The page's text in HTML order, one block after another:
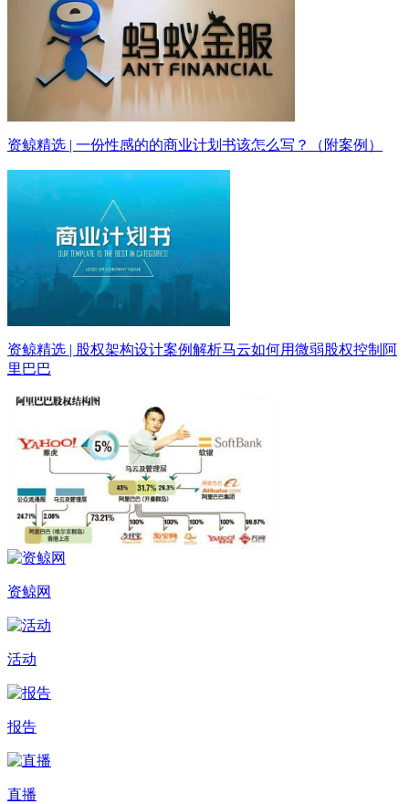
资鲸精选 | 一份性感的的商业计划书该怎么写？（附案例）
资鲸精选 | 股权架构设计案例解析马云如何用微弱股权控制阿
里巴巴
资鲸网
活动
报告
直播